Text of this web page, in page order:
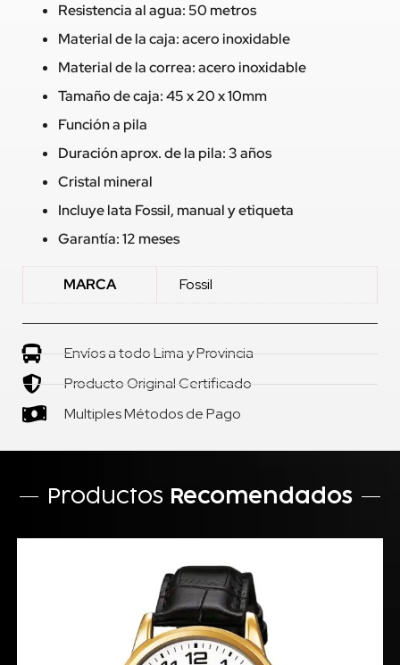
Resistencia al agua: 50 metros
Material de la caja: acero inoxidable
Material de la correa: acero inoxidable
Tamaño de caja: 45 x 20 x 10mm
Función a pila
Duración aprox. de la pila: 3 años
Cristal mineral
Incluye lata Fossil, manual y etiqueta
Garantía: 12 meses
MARCA Fossil
Envíos a todo Lima y Provincia
Producto Original Certificado
Multiples Métodos de Pago
Productos Recomendados